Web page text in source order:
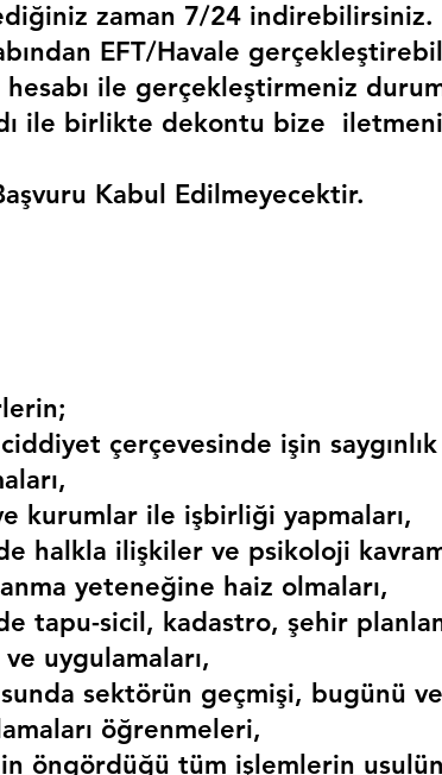
zaman 7/24 indirebilirsiniz.
EFT/Havale
ile gerçekleştirmeniz
ile birlikte dekontu bize
Kabul Edilmeyecektir.
çerçevesinde işin
kurumlar ile işbirliği yapmaları,
halkla ilişkiler ve psikoloji
yeteneğine haiz olmaları,
tapu-sicil, kadastro, şehir
uygulamaları,
sektörün geçmişi, bugünü ve
öğrenmeleri,
öngördüğü tüm işlemlerin